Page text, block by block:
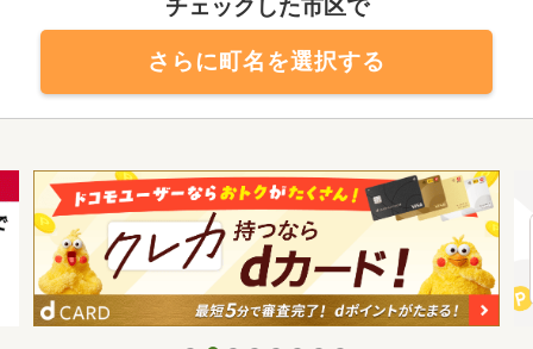
チェックした市区で
さらに町名を選択する